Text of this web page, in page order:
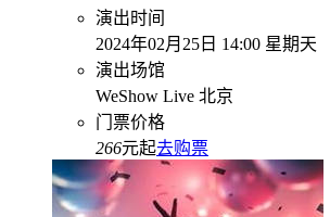
演出时间
2024年02月25日 14:00 星期天
演出场馆
WeShow Live 北京
门票价格
266元起去购票